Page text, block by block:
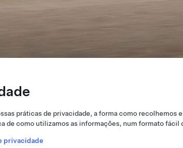
práticas de privacidade, a forma como recolhemos
de como utilizamos as informações, num formato fácil
privacidade